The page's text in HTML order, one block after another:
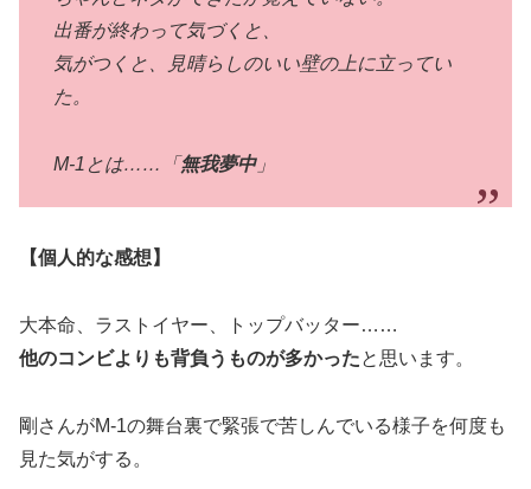
出番が終わって気づくと、
気がつくと、見晴らしのいい壁の上に立ってい
た。
M-1とは……「 無我夢中」
【個人的な感想】
大本命、ラストイヤー、トップバッター……
他のコンビよりも背負うものが多かったと思います。
剛さんがM-1の舞台裏で緊張で苦しんでいる様子を何度も
見た気がする。